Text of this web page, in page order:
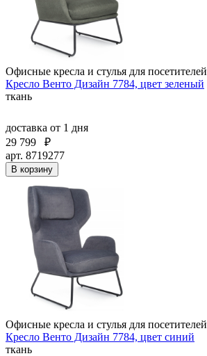
Офисные кресла и стулья для посетителей
Кресло Венто Дизайн 7784, цвет зеленый
ткань
доставка от 1 дня
29 799
₽
арт. 8719277
В корзину
Офисные кресла и стулья для посетителей
Кресло Венто Дизайн 7784, цвет синий
ткань